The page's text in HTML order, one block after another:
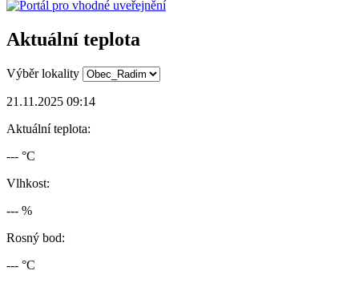
Aktuální teplota
Výběr lokality
21.11.2025 09:14
Aktuální teplota:
--- °C
Vlhkost:
--- %
Rosný bod:
--- °C